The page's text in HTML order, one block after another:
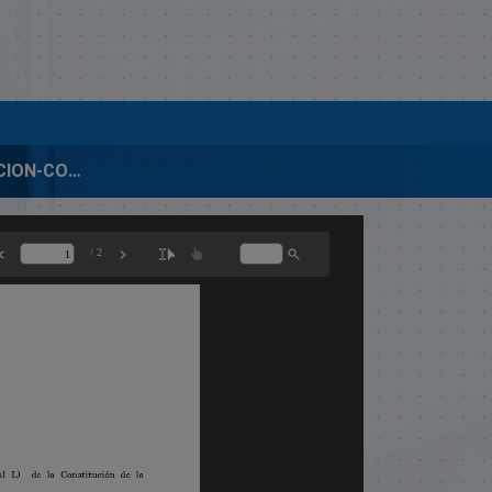
01056-APROBACION-CONVENIO 184 SOBRE SEGURIDAD Y SALUD EN LA AGRICULTURA